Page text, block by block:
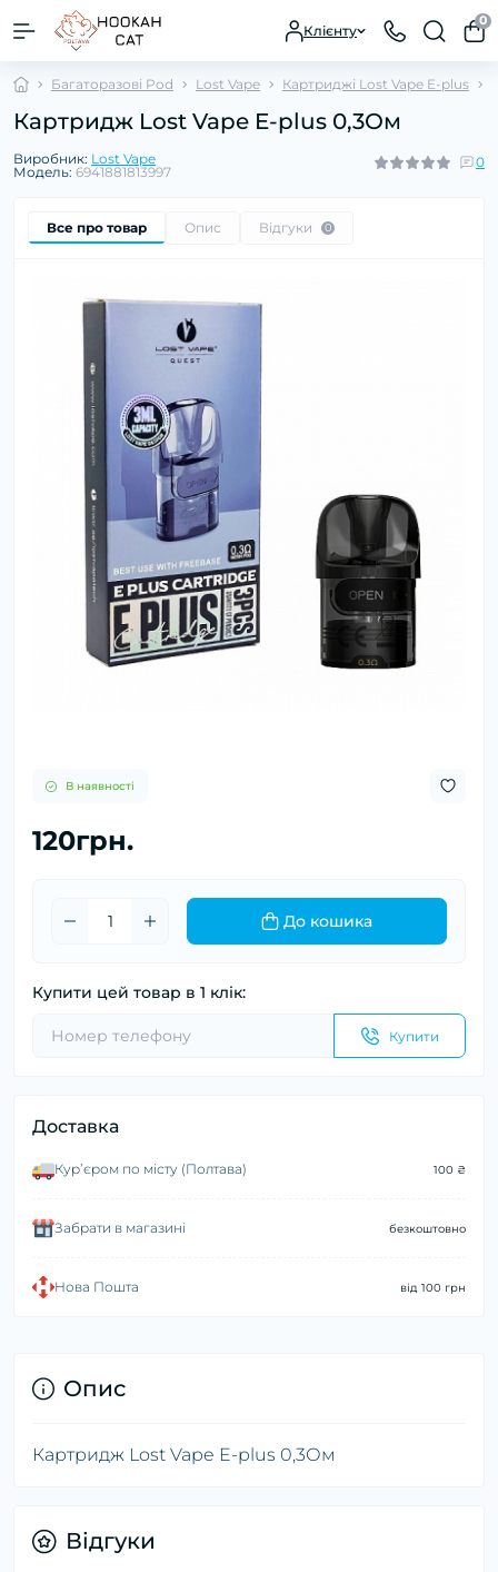
Клієнту
0
Багаторазові Pod Lost Vape Картриджі Lost Vape E-plus
Картридж Lost Vape E-plus 0,3Ом
Виробник: Lost Vape
Модель: 6941881813997
0
Все про товар Опис Відгуки 0
В наявності
120грн.
До кошика
Купити цей товар в 1 клік:
Купити
Доставка
Курʼєром по місту (Полтава) 100 ₴
Забрати в магазині безкоштовно
Нова Пошта від 100 грн
Опис
Картридж Lost Vape E-plus 0,3Ом
Відгуки